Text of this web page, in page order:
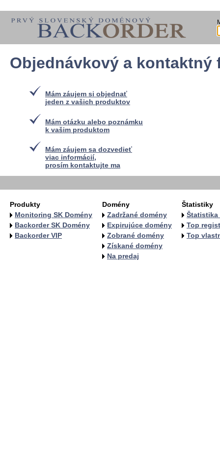
Objednávkový a kontaktný
Mám záujem si objednať
jeden z vašich produktov
Mám otázku alebo poznámku
k vašim produktom
Mám záujem sa dozvedieť
viac informácií,
prosím kontaktujte ma
Produkty
Monitoring SK Domény
Backorder SK Domény
Backorder VIP
Domény
Zadržané domény
Expirujúce domény
Zobrané domény
Získané domény
Na predaj
Štatistiky
Štatistika
Top
Top